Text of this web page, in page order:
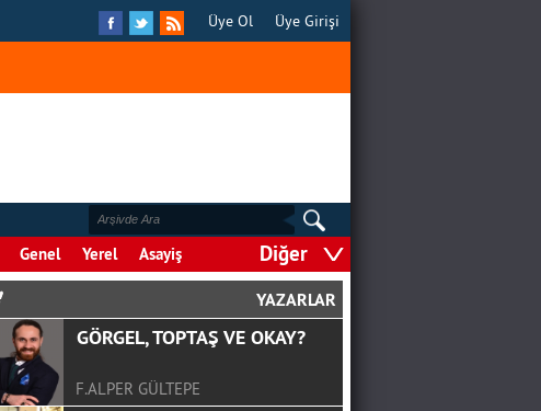
Üye Ol Üye Girişi
Genel Yerel Asayiş Diğer
YAZARLAR
GÖRGEL, TOPTAŞ VE OKAY?
F.ALPER GÜLTEPE